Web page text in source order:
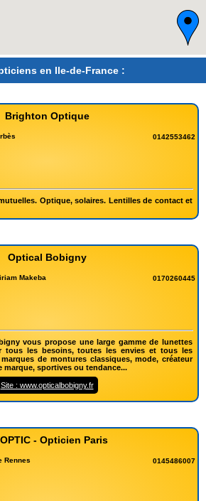
en Ile-de-France :
Brighton Optique
0142553462
Optique, solaires. Lentilles de contact et
Optical Bobigny
Makeba
0170260445
vous propose une large gamme de lunettes
tous les besoins, toutes les envies et tous les
de montures classiques, mode, créateur
marque, sportives ou tendance...
Site : www.opticalbobigny.fr
- Opticien Paris
Rennes
0145486007